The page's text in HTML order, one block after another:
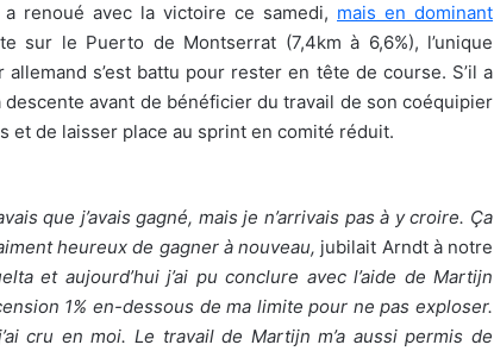
renoué avec la victoire ce samedi, mais en dominant
sur le Puerto de Montserrat (7,4km à 6,6%), l’unique
s’est battu pour rester en tête de course. S’il a
avant de bénéficier du travail de son coéquipier
et de laisser place au sprint en comité réduit.
que j’avais gagné, mais je n’arrivais pas à y croire. Ça
heureux de gagner à nouveau, jubilait Arndt à notre
et aujourd’hui j’ai pu conclure avec l’aide de Martijn
1% en-dessous de ma limite pour ne pas exploser.
cru en moi. Le travail de Martijn m’a aussi permis de